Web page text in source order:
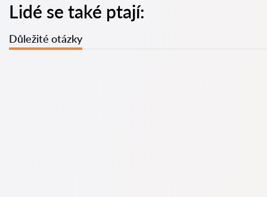
Lidé se také ptají:
Důležité otázky